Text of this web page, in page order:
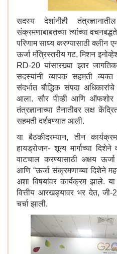
सदस्य देशांनीही
संक्रमणाबाबतच्या त्यांच्या
परिणाम साध्य करण्यासाठी क्लीन
ऊर्जा मंत्रिस्तरीय गट, मिशन
RD-20 यांसारख्या इतर
सदस्यांनी व्यापक सहमती व्यक्त
संदर्भात बौद्धिक संपदा
आला. सौर पीव्ही आणि ऑफशोर
तंत्रज्ञानाच्या तैनातीवर लक्ष
सहमती दर्शवण्यात आली.
या बैठकीदरम्यान, तीन
हायड्रोजन- शून्य मार्गाच्या
वाटचाल करण्यासाठी अक्षय
आणि “ऊर्जा संक्रमणाच्या दिशेने
अशा विषयांवर कार्यक्रम झाले.
वित्तीय आरखड्यावर भर देत, जी-
चर्चा झाली.